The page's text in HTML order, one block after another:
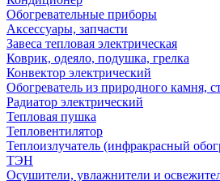
Обогревательные приборы
Аксессуары, запчасти
Завеса тепловая электрическая
Коврик, одеяло, подушка, грелка
Конвектор электрический
Обогреватель из природного камня,
Радиатор электрический
Тепловая пушка
Тепловентилятор
Теплоизлучатель (инфракрасный
ТЭН
Осушители, увлажнители и